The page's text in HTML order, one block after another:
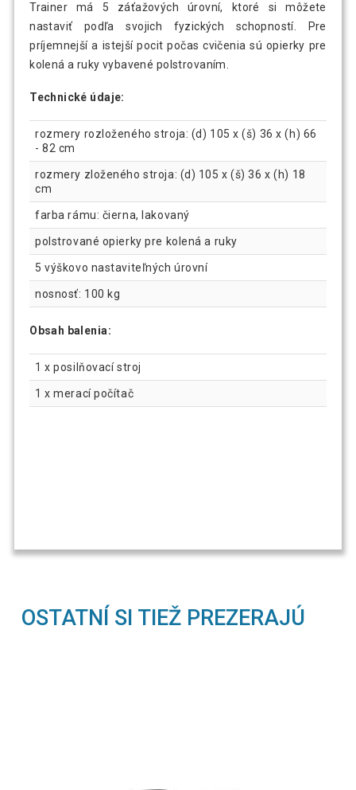
Trainer má 5 záťažových úrovní, ktoré si môžete
nastaviť podľa svojich fyzických schopností. Pre
príjemnejší a istejší pocit počas cvičenia sú opierky pre
kolená a ruky vybavené polstrovaním.
Technické údaje:
rozmery rozloženého stroja: (d) 105 x (š) 36 x (h) 66
- 82 cm
rozmery zloženého stroja: (d) 105 x (š) 36 x (h) 18
cm
farba rámu: čierna, lakovaný
polstrované opierky pre kolená a ruky
5 výškovo nastaviteľných úrovní
nosnosť: 100 kg
Obsah balenia:
1 x posilňovací stroj
1 x merací počítač
OSTATNÍ SI TIEŽ PREZERAJÚ